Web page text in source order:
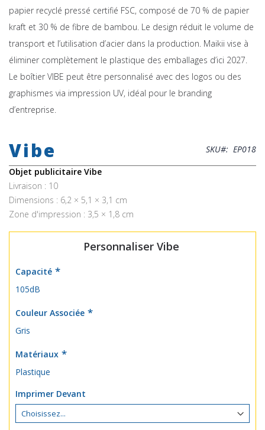
papier recyclé pressé certifié FSC, composé de 70 % de papier
kraft et 30 % de fibre de bambou. Le design réduit le volume de
transport et l’utilisation d’acier dans la production. Maikii vise à
éliminer complètement le plastique des emballages d’ici 2027.
Le boîtier VIBE peut être personnalisé avec des logos ou des
graphismes via impression UV, idéal pour le branding
d’entreprise.
the
beginning
of
the
images
gallery
Vibe SKU
EP018
Objet publicitaire Vibe
Livraison : 10
Dimensions : 6,2 × 5,1 × 3,1 cm
Zone d'impression : 3,5 × 1,8 cm
Personnaliser Vibe
Capacité
105dB
Couleur Associée
Gris
Matériaux
Plastique
Imprimer Devant